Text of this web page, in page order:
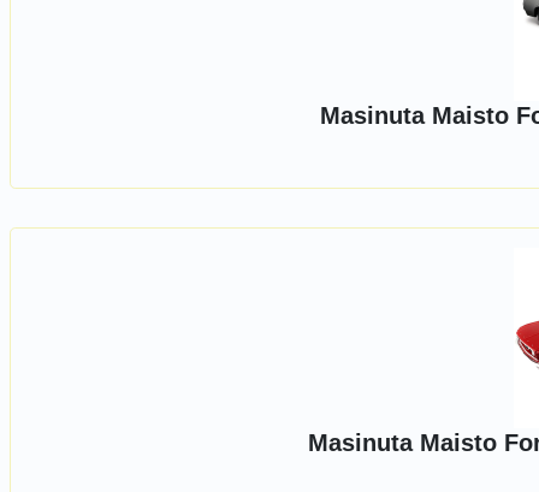
Masinuta Maisto
Masinuta Maisto